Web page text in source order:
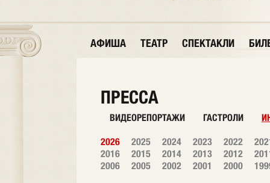
АФИША ТЕАТР СПЕКТАКЛИ
ПРЕССА
ВИДЕОРЕПОРТАЖИ ГАСТРОЛИ
2026 2025 2024 2023 2022
2016
2015 2014 2013 2012
2006
2005 2002 2001 2000